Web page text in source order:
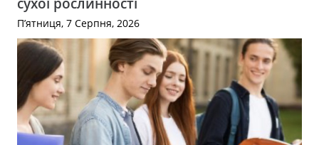
П’ятниця, 7 Серпня, 2026